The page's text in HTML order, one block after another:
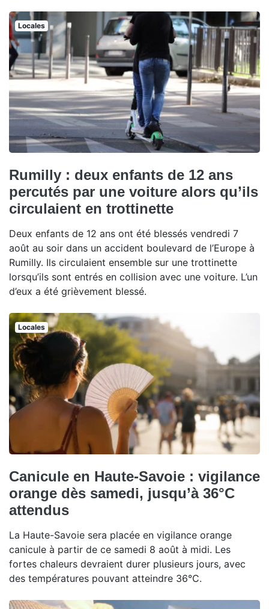
Locales
Rumilly : deux enfants de 12 ans
percutés par une voiture alors qu’ils
circulaient en trottinette
Deux enfants de 12 ans ont été blessés vendredi 7
août au soir dans un accident boulevard de l’Europe à
Rumilly. Ils circulaient ensemble sur une trottinette
lorsqu’ils sont entrés en collision avec une voiture. L’un
d’eux a été grièvement blessé.
Locales
Canicule en Haute-Savoie : vigilance
orange dès samedi, jusqu’à 36°C
attendus
La Haute-Savoie sera placée en vigilance orange
canicule à partir de ce samedi 8 août à midi. Les
fortes chaleurs devraient durer plusieurs jours, avec
des températures pouvant atteindre 36°C.